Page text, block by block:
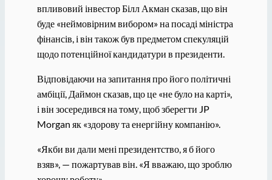
впливовий інвестор Білл Акман сказав, що він
буде «неймовірним вибором» на посаді міністра
фінансів, і він також був предметом спекуляцій
щодо потенційної кандидатури в президенти.
Відповідаючи на запитання про його політичні
амбіції, Даймон сказав, що це «не було на карті»,
і він зосередився на тому, щоб зберегти JP
Morgan як «здорову та енергійну компанію».
«Якби ви дали мені президентство, я б його
взяв», — пожартував він. «Я вважаю, що зроблю